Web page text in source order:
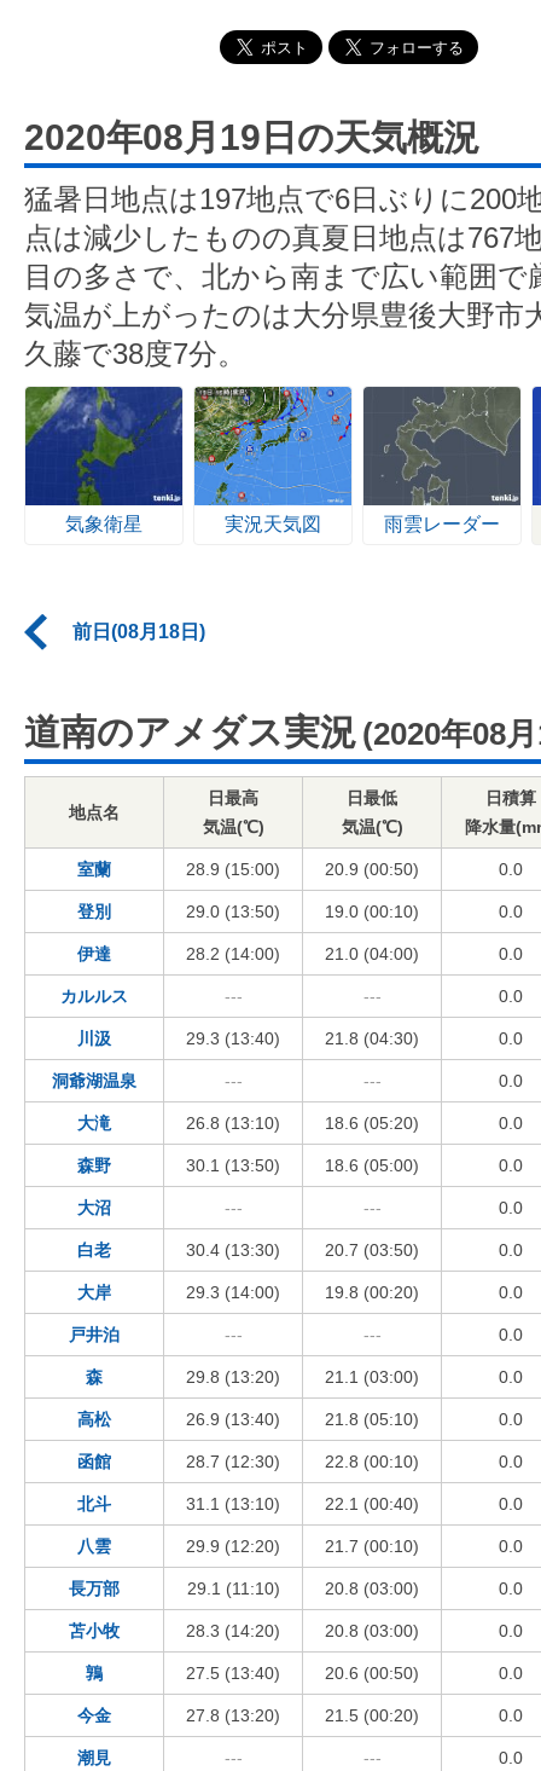
2020年08月19日の天気概況
猛暑日地点は197地点で6日ぶりに200
点は減少したものの真夏日地点は767
目の多さで、北から南まで広い範囲
気温が上がったのは大分県豊後大野市
久藤で38度7分。
気象衛星 実況天気図 雨雲レーダー
前日(08月18日)
道南のアメダス実況 (2020年08
地点名
日最高
気温(℃)
日最低
気温(℃)
日積算
降水量
室蘭 28.9 (15:00) 20.9 (00:50) 0.0
登別 29.0 (13:50) 19.0 (00:10) 0.0
伊達 28.2 (14:00) 21.0 (04:00) 0.0
カルルス --- --- 0.0
川汲 29.3 (13:40) 21.8 (04:30) 0.0
洞爺湖温泉 --- --- 0.0
大滝 26.8 (13:10) 18.6 (05:20) 0.0
森野 30.1 (13:50) 18.6 (05:00) 0.0
大沼 --- --- 0.0
白老 30.4 (13:30) 20.7 (03:50) 0.0
大岸 29.3 (14:00) 19.8 (00:20) 0.0
戸井泊 --- --- 0.0
森 29.8 (13:20) 21.1 (03:00) 0.0
高松 26.9 (13:40) 21.8 (05:10) 0.0
函館 28.7 (12:30) 22.8 (00:10) 0.0
北斗 31.1 (13:10) 22.1 (00:40) 0.0
八雲 29.9 (12:20) 21.7 (00:10) 0.0
長万部 29.1 (11:10) 20.8 (03:00) 0.0
苫小牧 28.3 (14:20) 20.8 (03:00) 0.0
鶉 27.5 (13:40) 20.6 (00:50) 0.0
今金 27.8 (13:20) 21.5 (00:20) 0.0
潮見 --- --- 0.0